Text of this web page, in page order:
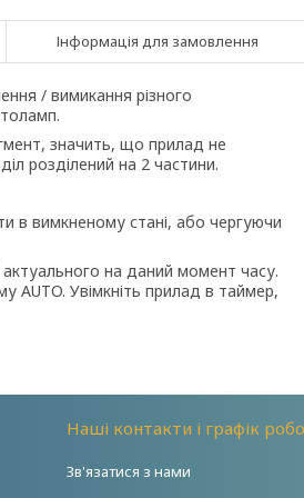
Інформація для замовлення
/ вимикання різного
значить, що прилад не
розділений на 2 частини.
в вимкненому стані, або чергуючи
на даний момент часу.
AUTO. Увімкніть прилад в таймер,
Наші контакти і графік
Зв'язатися з нами